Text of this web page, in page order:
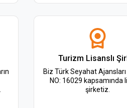
Turizm Lisanslı
Biz Türk Seyahat
NO: 16029 kapsamında
şirketiz.